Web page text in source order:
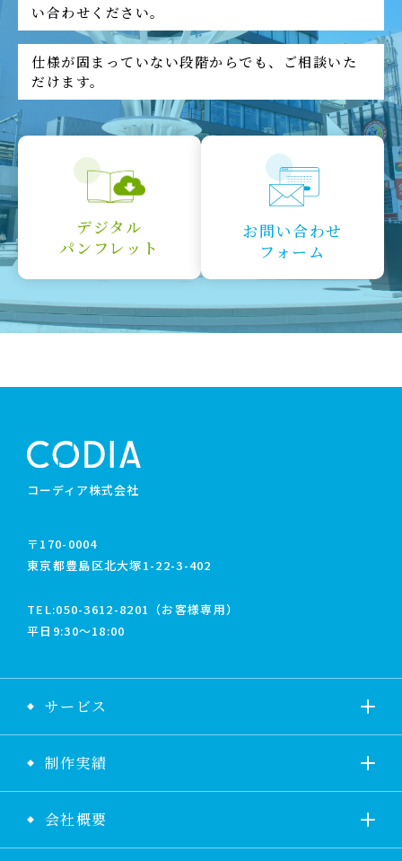
い合わせください。
仕様が固まっていない段階からでも、ご相談いた
だけます。
デジタル
パンフレット
お問い合わせ
フォーム
コーディア株式会社
〒170-0004
東京都豊島区北大塚1-22-3-402
TEL:050-3612-8201（お客様専用）
平日9:30〜18:00
サービス
制作実績
会社概要